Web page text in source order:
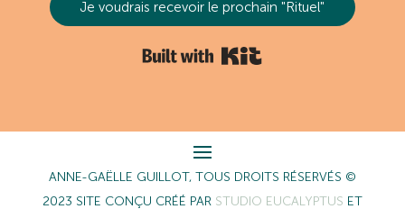
Je voudrais recevoir le prochain "Rituel"
ANNE-GAËLLE GUILLOT, TOUS DROITS RÉSERVÉS ©
2023 SITE CONÇU CRÉÉ PAR STUDIO EUCALYPTUS ET